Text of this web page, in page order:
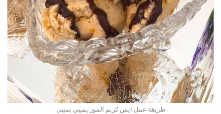
طريقة عمل ايس كريم الموز يمييي يمييي